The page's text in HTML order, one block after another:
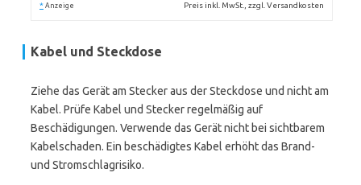
* Anzeige Preis inkl. MwSt., zzgl. Versandkosten
Kabel und Steckdose
Ziehe das Gerät am Stecker aus der Steckdose und nicht am
Kabel. Prüfe Kabel und Stecker regelmäßig auf
Beschädigungen. Verwende das Gerät nicht bei sichtbarem
Kabelschaden. Ein beschädigtes Kabel erhöht das Brand-
und Stromschlagrisiko.